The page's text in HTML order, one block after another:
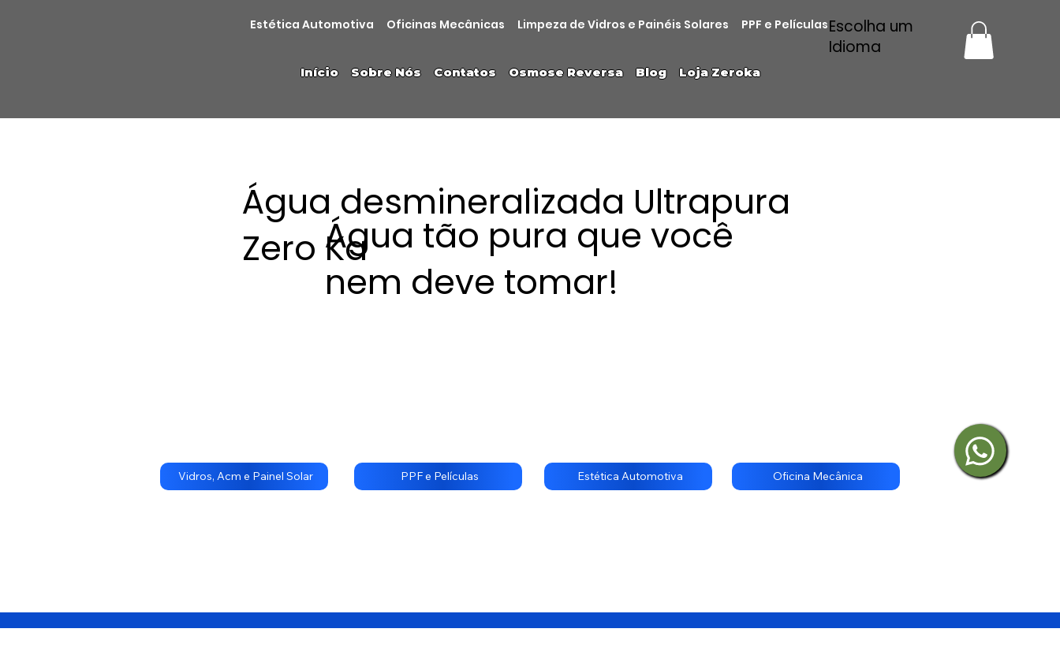
Estética Automotiva Oficinas Mecânicas Limpeza de Vidros e Painéis Solares PPF e PelículasEscolha um
Idioma
Início Sobre Nós Contatos Osmose Reversa Blog Loja Zeroka
Água desmineralizada Ultrapura
Zero KaÁgua tão pura que você
nem deve tomar!
Vidros, Acm e Painel Solar PPF e Películas Estética Automotiva Oficina Mecânica